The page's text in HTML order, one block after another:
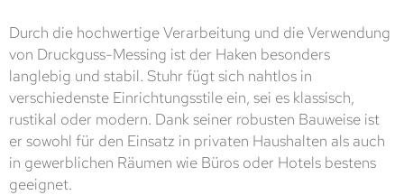
Durch die hochwertige Verarbeitung und die Verwendung
von Druckguss-Messing ist der Haken besonders
langlebig und stabil. Stuhr fügt sich nahtlos in
verschiedenste Einrichtungsstile ein, sei es klassisch,
rustikal oder modern. Dank seiner robusten Bauweise ist
er sowohl für den Einsatz in privaten Haushalten als auch
in gewerblichen Räumen wie Büros oder Hotels bestens
geeignet.